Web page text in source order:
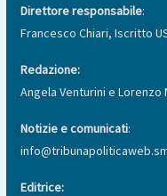
Direttore responsabile:
Francesco Chiari, Iscritto
Redazione:
Angela Venturini e Lorenzo
Notizie e comunicati:
Editrice: